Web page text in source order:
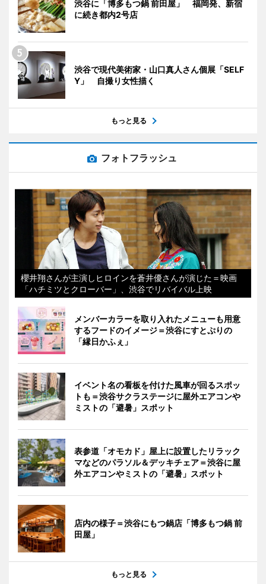
渋谷に「博多もつ鍋 前田屋」 福岡発、新宿
に続き都内2号店
渋谷で現代美術家・山口真人さん個展「SELF
Y」 自撮り女性描く
もっと見る
フォトフラッシュ
櫻井翔さんが主演しヒロインを蒼井優さんが演じた＝映画
「ハチミツとクローバー」、渋谷でリバイバル上映
メンバーカラーを取り入れたメニューも用意
するフードのイメージ＝渋谷にすとぷりの
「縁日かふぇ」
イベント名の看板を付けた風車が回るスポッ
トも＝渋谷サクラステージに屋外エアコンや
ミストの「避暑」スポット
表参道「オモカド」屋上に設置したリラック
マなどのパラソル＆デッキチェア＝渋谷に屋
外エアコンやミストの「避暑」スポット
店内の様子＝渋谷にもつ鍋店「博多もつ鍋 前
田屋」
もっと見る